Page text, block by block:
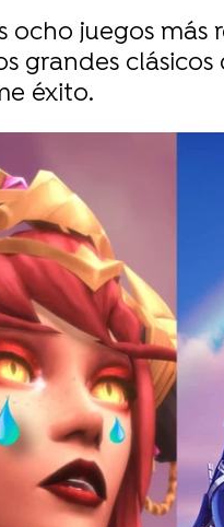
ocho juegos
grandes
éxito.